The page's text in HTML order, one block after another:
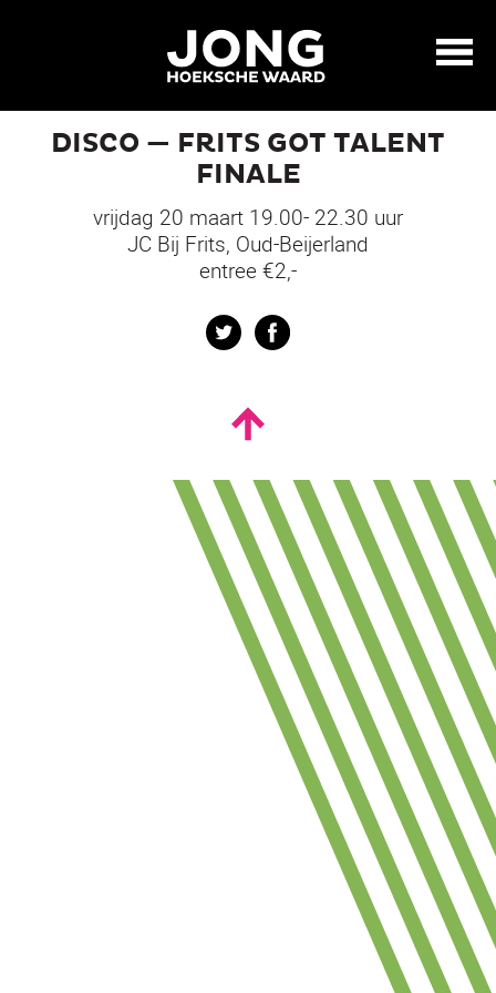
DISCO — FRITS GOT TALENT
FINALE
vrijdag 20 maart 19.00- 22.30 uur
JC Bij Frits, Oud-Beijerland
entree €2,-
Twitter